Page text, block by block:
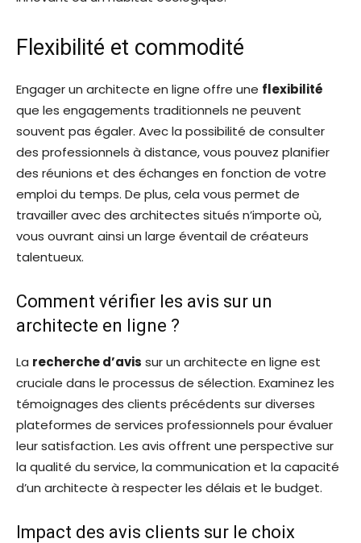
Flexibilité et commodité
Engager un architecte en ligne offre une flexibilité
que les engagements traditionnels ne peuvent
souvent pas égaler. Avec la possibilité de consulter
des professionnels à distance, vous pouvez planifier
des réunions et des échanges en fonction de votre
emploi du temps. De plus, cela vous permet de
travailler avec des architectes situés n’importe où,
vous ouvrant ainsi un large éventail de créateurs
talentueux.
Comment vérifier les avis sur un
architecte en ligne ?
La recherche d’avis sur un architecte en ligne est
cruciale dans le processus de sélection. Examinez les
témoignages des clients précédents sur diverses
plateformes de services professionnels pour évaluer
leur satisfaction. Les avis offrent une perspective sur
la qualité du service, la communication et la capacité
d’un architecte à respecter les délais et le budget.
Impact des avis clients sur le choix